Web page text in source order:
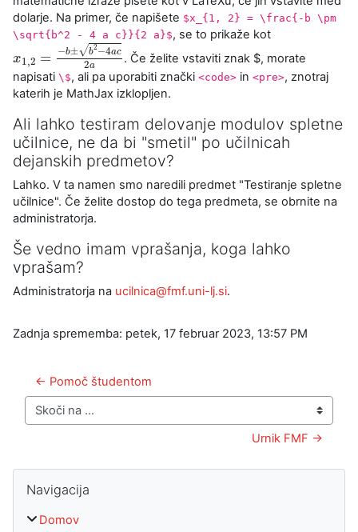
dolarje. Na primer, če napišete $x_{1, 2} = \frac{-b \pm
\sqrt{b^2 - 4 a c}}{2 a}$, se to prikaže kot
x1,2 = −b± b2−4ac
√
2a
x1, 2=−b±b2−4ac2a . Če želite vstaviti znak $, morate
napisati \$, ali pa uporabiti znački <code> in <pre>, znotraj
katerih je MathJax izklopljen.
Ali lahko testiram delovanje modulov spletne
učilnice, ne da bi "smetil" po učilnicah
dejanskih predmetov?
Lahko. V ta namen smo naredili predmet "Testiranje spletne
učilnice". Če želite dostop do tega predmeta, se obrnite na
administratorja.
Še vedno imam vprašanja, koga lahko
vprašam?
Administratorja na ucilnica@fmf.uni-lj.si.
Zadnja sprememba: petek, 17 februar 2023, 13:57 PM
← Pomoč študentom
Skoči na ...
Urnik FMF →
Navigacija
Domov